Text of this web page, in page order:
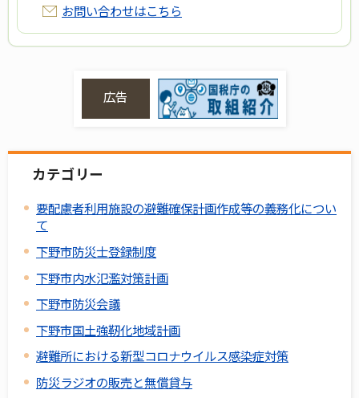
お問い合わせはこちら
広告
カテゴリー
要配慮者利用施設の避難確保計画作成等の義務化につい
て
下野市防災士登録制度
下野市内水氾濫対策計画
下野市防災会議
下野市国土強靭化地域計画
避難所における新型コロナウイルス感染症対策
防災ラジオの販売と無償貸与